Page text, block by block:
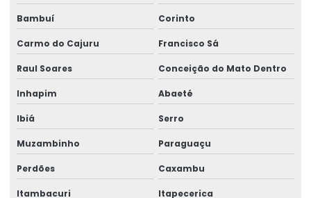
Perícia de incapacidade laborativa
Perícia de incapacidade ocupacional
Perícia indireta de insalubridade
Perícia de insalubridade
Perícia insalubridade local de trabalho
Bambuí Corinto
Carmo do Cajuru Francisco Sá
Raul Soares Conceição do Mato Dentro
Inhapim Abaeté
Ibiá Serro
Muzambinho Paraguaçu
Perdões Caxambu
Itambacuri Itapecerica